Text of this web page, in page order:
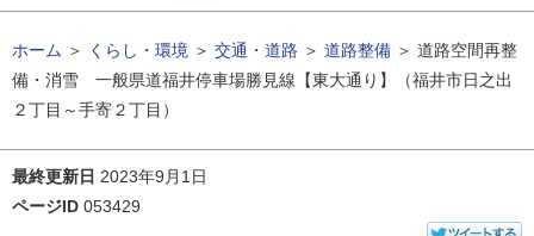
ホーム ＞ くらし・環境 ＞ 交通・道路 ＞ 道路整備 ＞ 道路空間再整
備・消雪 一般県道福井停車場勝見線【東大通り】（福井市日之出
２丁目～手寄２丁目）
最終更新日 2023年9月1日
ページID 053429